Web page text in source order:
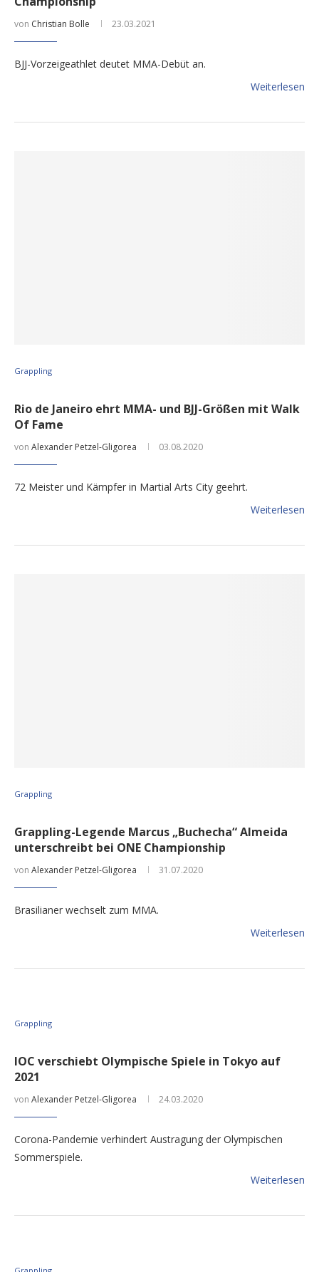
von Christian Bolle 23.03.2021
BJJ-Vorzeigeathlet deutet MMA-Debüt an.
Weiterlesen
Grappling
Rio de Janeiro ehrt MMA- und BJJ-Größen mit Walk
Of Fame
von Alexander Petzel-Gligorea 03.08.2020
72 Meister und Kämpfer in Martial Arts City geehrt.
Weiterlesen
Grappling
Grappling-Legende Marcus „Buchecha“ Almeida
unterschreibt bei ONE Championship
von Alexander Petzel-Gligorea 31.07.2020
Brasilianer wechselt zum MMA.
Weiterlesen
Grappling
IOC verschiebt Olympische Spiele in Tokyo auf
2021
von Alexander Petzel-Gligorea 24.03.2020
Corona-Pandemie verhindert Austragung der Olympischen
Sommerspiele.
Weiterlesen